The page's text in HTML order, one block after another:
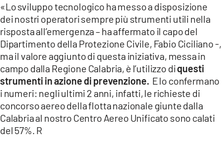
«Lo sviluppo tecnologico ha messo a disposizione
dei nostri operatori sempre più strumenti utili nella
risposta all’emergenza – ha affermato il capo del
Dipartimento della Protezione Civile, Fabio Ciciliano -,
ma il valore aggiunto di questa iniziativa, messa in
campo dalla Regione Calabria, è l’utilizzo diquesti
strumenti in azione di prevenzione. E lo confermano
i numeri: negli ultimi 2 anni, infatti, le richieste di
concorso aereo della flotta nazionale giunte dalla
Calabria al nostro Centro Aereo Unificato sono calati
del 57%. R